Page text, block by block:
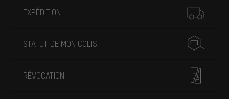
EXPÉDITION
STATUT DE MON COLIS
RÉVOCATION